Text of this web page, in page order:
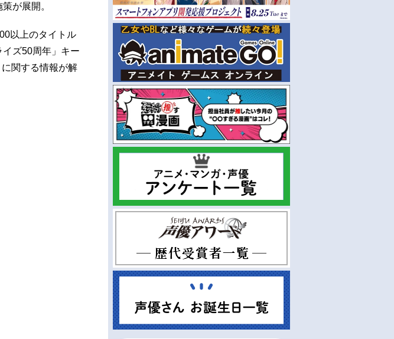
が展開。
以上のタイトル
ズ50周年」キー
関する情報が解